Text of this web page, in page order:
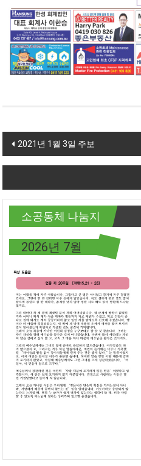
Post navigation
2021년 1월 3일 주보
소공동체 나눔지
2026년 7월